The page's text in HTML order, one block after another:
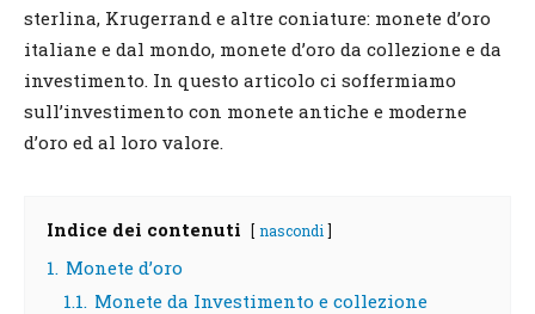
sterlina, Krugerrand e altre coniature: monete d’oro
italiane e dal mondo, monete d’oro da collezione e da
investimento. In questo articolo ci soffermiamo
sull’investimento con monete antiche e moderne
d’oro ed al loro valore.
Indice dei contenuti nascondi
1. Monete d’oro
1.1. Monete da Investimento e collezione